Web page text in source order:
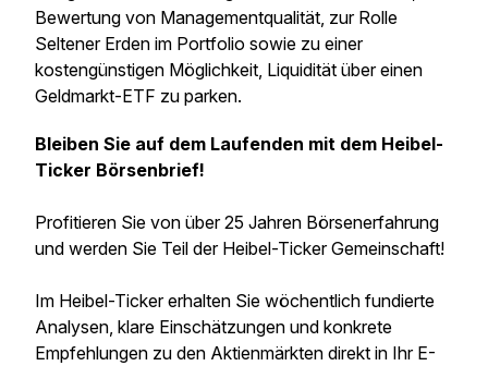
Bewertung von Managementqualität, zur Rolle
Seltener Erden im Portfolio sowie zu einer
kostengünstigen Möglichkeit, Liquidität über einen
Geldmarkt-ETF zu parken.
Bleiben Sie auf dem Laufenden mit dem Heibel-
Ticker Börsenbrief!
Profitieren Sie von über 25 Jahren Börsenerfahrung
und werden Sie Teil der Heibel-Ticker Gemeinschaft!
Im Heibel-Ticker erhalten Sie wöchentlich fundierte
Analysen, klare Einschätzungen und konkrete
Empfehlungen zu den Aktienmärkten direkt in Ihr E-